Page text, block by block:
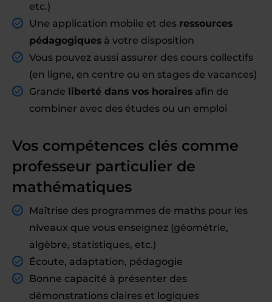
etc.)
Une application mobile et des ressources
pédagogiques à votre disposition
Vous pouvez aussi assurer des cours collectifs
(en ligne, en centre ou en stages de vacances)
Grande liberté dans vos horaires afin de
combiner avec des études ou un emploi
Vos compétences clés comme
professeur particulier de
mathématiques
Maîtrise des programmes de maths pour les
niveaux que vous enseignez (géométrie,
algèbre, statistiques, etc.)
Écoute, adaptation, pédagogie
Bonne capacité à présenter des
démonstrations claires et logiques